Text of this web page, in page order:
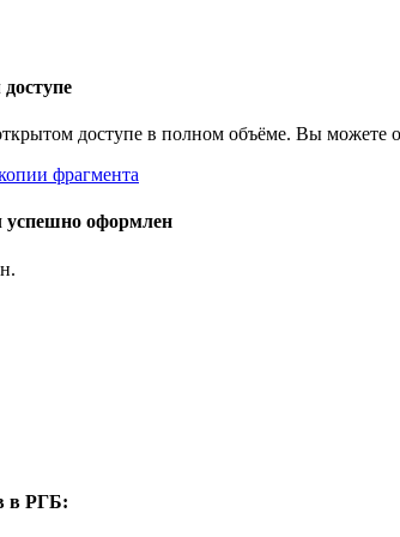
доступе в полном объёме. Вы можете
фрагмента
успешно оформлен
в РГБ: